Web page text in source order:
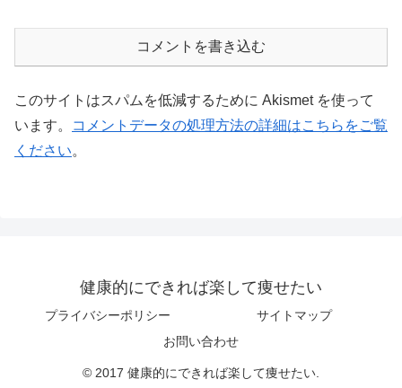
コメントを書き込む
このサイトはスパムを低減するために Akismet を使って
います。
コメントデータの処理方法の詳細はこちらをご覧
ください。
健康的にできれば楽して痩せたい
プライバシーポリシー
サイトマップ
お問い合わせ
© 2017 健康的にできれば楽して痩せたい.